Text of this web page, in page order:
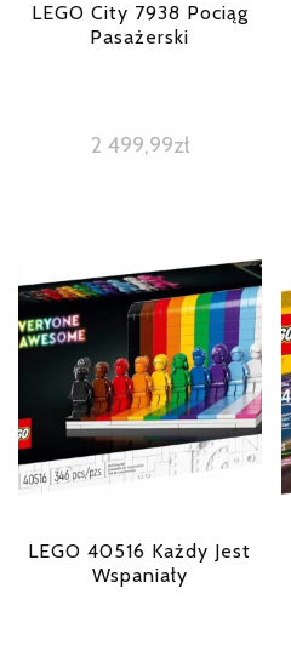
LEGO City 7938 Pociąg
Pasażerski
2 499,99zł
LEGO 40516 Każdy Jest
Wspaniały